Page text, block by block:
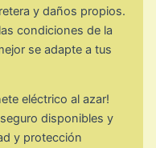
y daños propios.
condiciones de la
se adapte a tus
eléctrico al azar!
disponibles y
y protección